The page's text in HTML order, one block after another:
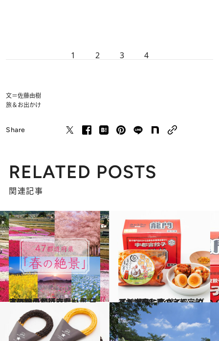
1 2 3 4
文＝佐藤由樹
旅＆お出かけ
Share
RELATED POSTS
関連記事
2021.3.5
《ほかの都道府県も見る》いつか行きたい！ 日本の絶景
旅＆お出かけ 2021.7.10
【栃木県】スパイシーグルメ3種 定番の宇都宮餃子も激辛に変身！
グルメ